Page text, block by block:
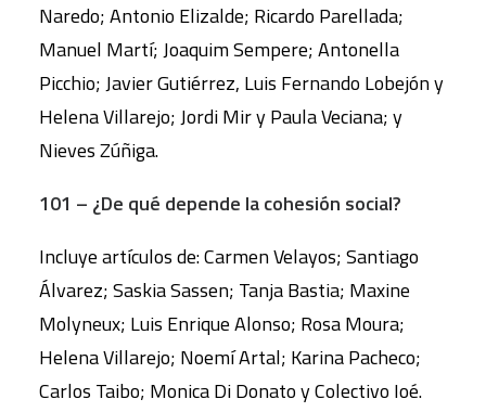
Naredo; Antonio Elizalde; Ricardo Parellada;
Manuel Martí; Joaquim Sempere; Antonella
Picchio; Javier Gutiérrez, Luis Fernando Lobejón y
Helena Villarejo; Jordi Mir y Paula Veciana; y
Nieves Zúñiga.
101 – ¿De qué depende la cohesión social?
Incluye artículos de: Carmen Velayos; Santiago
Álvarez; Saskia Sassen; Tanja Bastia; Maxine
Molyneux; Luis Enrique Alonso; Rosa Moura;
Helena Villarejo; Noemí Artal; Karina Pacheco;
Carlos Taibo; Monica Di Donato y Colectivo Ioé.